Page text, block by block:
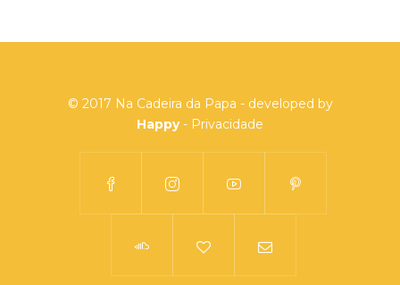
© 2017 Na Cadeira da Papa - developed by
Happy- Privacidade